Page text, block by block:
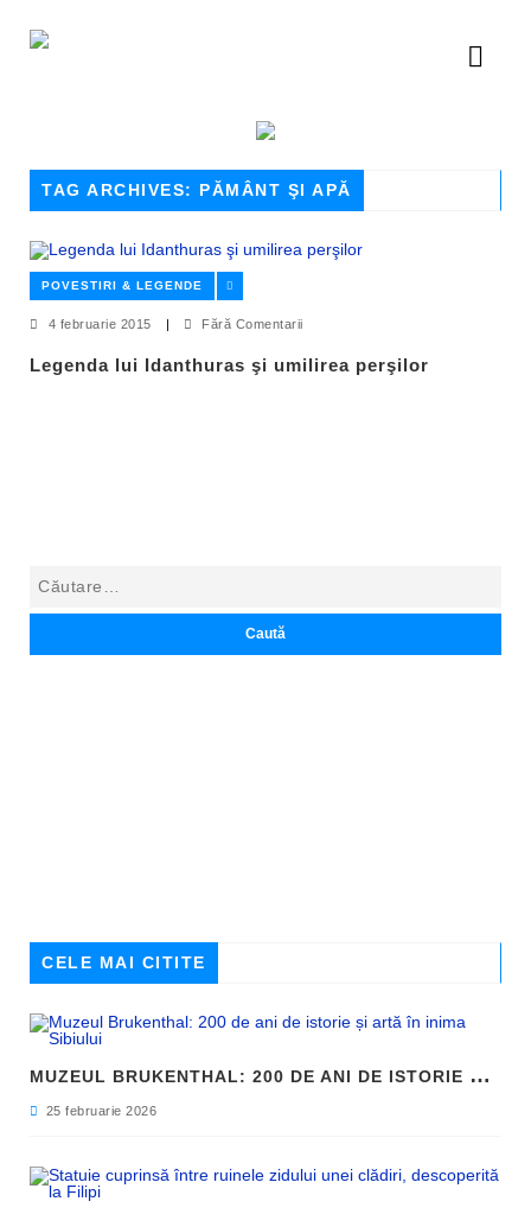
TAG ARCHIVES: PĂMÂNT ŞI APĂ
POVESTIRI & LEGENDE
4 februarie 2015 | Fără Comentarii
Legenda lui Idanthuras şi umilirea perşilor
CELE MAI CITITE
M
UZEUL BRUKENTHAL: 200 DE ANI DE ISTORIE ȘI ARTĂ ÎN INIMA SIBIULUI
25 februarie 2026